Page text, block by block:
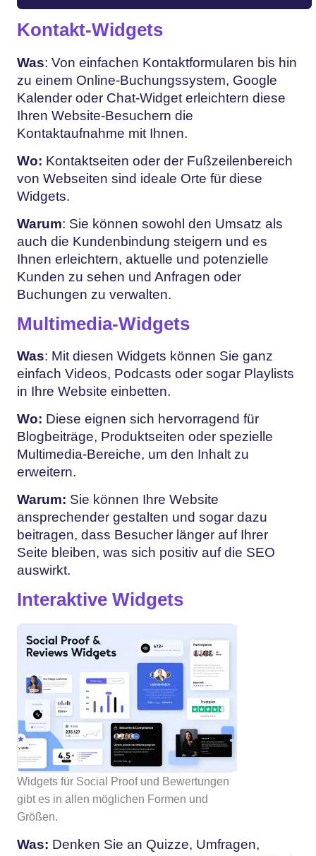
Kontakt-Widgets
Was: Von einfachen Kontaktformularen bis hin
zu einem Online-Buchungssystem, Google
Kalender oder Chat-Widget erleichtern diese
Ihren Website-Besuchern die
Kontaktaufnahme mit Ihnen.
Wo: Kontaktseiten oder der Fußzeilenbereich
von Webseiten sind ideale Orte für diese
Widgets.
Warum: Sie können sowohl den Umsatz als
auch die Kundenbindung steigern und es
Ihnen erleichtern, aktuelle und potenzielle
Kunden zu sehen und Anfragen oder
Buchungen zu verwalten.
Multimedia-Widgets
Was: Mit diesen Widgets können Sie ganz
einfach Videos, Podcasts oder sogar Playlists
in Ihre Website einbetten.
Wo: Diese eignen sich hervorragend für
Blogbeiträge, Produktseiten oder spezielle
Multimedia-Bereiche, um den Inhalt zu
erweitern.
Warum: Sie können Ihre Website
ansprechender gestalten und sogar dazu
beitragen, dass Besucher länger auf Ihrer
Seite bleiben, was sich positiv auf die SEO
auswirkt.
Interaktive Widgets
Widgets für Social Proof und Bewertungen
gibt es in allen möglichen Formen und
Größen.
Was: Denken Sie an Quizze, Umfragen,